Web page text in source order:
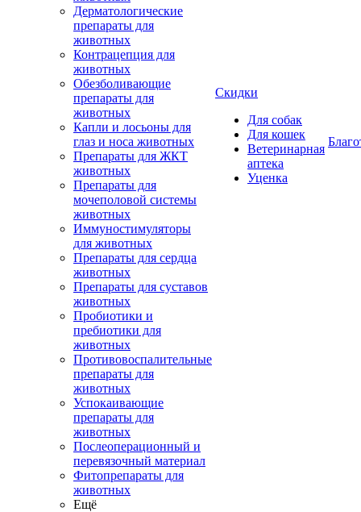
Дерматологические
препараты для
животных
Контрацепция для
животных
Обезболивающие
препараты для
животных
Капли и лосьоны для
глаз и носа животных
Препараты для ЖКТ
животных
Препараты для
мочеполовой системы
животных
Иммуностимуляторы
для животных
Препараты для сердца
животных
Препараты для суставов
животных
Пробиотики и
пребиотики для
животных
Противовоспалительные
препараты для
животных
Успокаивающие
препараты для
животных
Послеоперационный и
перевязочный материал
Фитопрепараты для
животных
Ещё
Скидки
Для собак
Для кошек
Ветеринарная
аптека
Уценка